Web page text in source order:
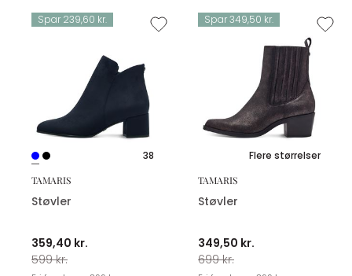
Spar 239,60 kr.
38
TAMARIS
Støvler
359,40 kr.
599 kr.
Spar 349,50 kr.
Flere størrelser
TAMARIS
Støvler
349,50 kr.
699 kr.